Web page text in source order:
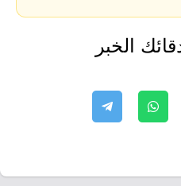
الخبر